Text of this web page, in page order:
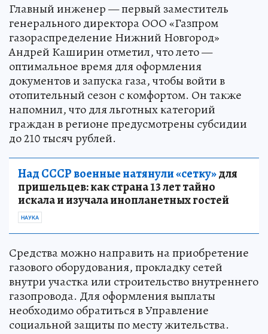
Главный инженер — первый заместитель
генерального директора ООО «Газпром
газораспределение Нижний Новгород»
Андрей Каширин отметил, что лето —
оптимальное время для оформления
документов и запуска газа, чтобы войти в
отопительный сезон с комфортом. Он также
напомнил, что для льготных категорий
граждан в регионе предусмотрены субсидии
до 210 тысяч рублей.
Над СССР военные натянули «сетку»для
пришельцев: как страна 13 лет тайно
искала и изучала инопланетных гостей
НАУКА
Средства можно направить на приобретение
газового оборудования, прокладку сетей
внутри участка или строительство внутреннего
газопровода. Для оформления выплаты
необходимо обратиться в Управление
социальной защиты по месту жительства.